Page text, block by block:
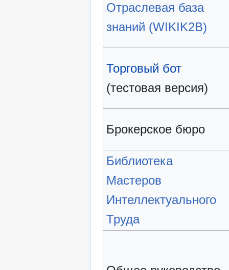
Отраслевая база
знаний (WIKIK2B)
Торговый бот
(тестовая версия)
Брокерское бюро
Библиотека
Мастеров
Интеллектуального
Труда